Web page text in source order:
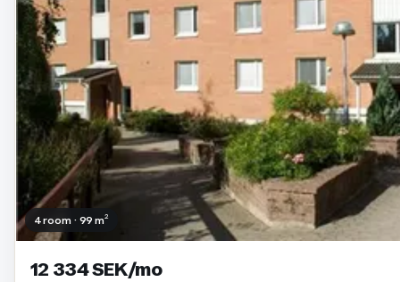
4 room · 99 m²
12 334 SEK/mo